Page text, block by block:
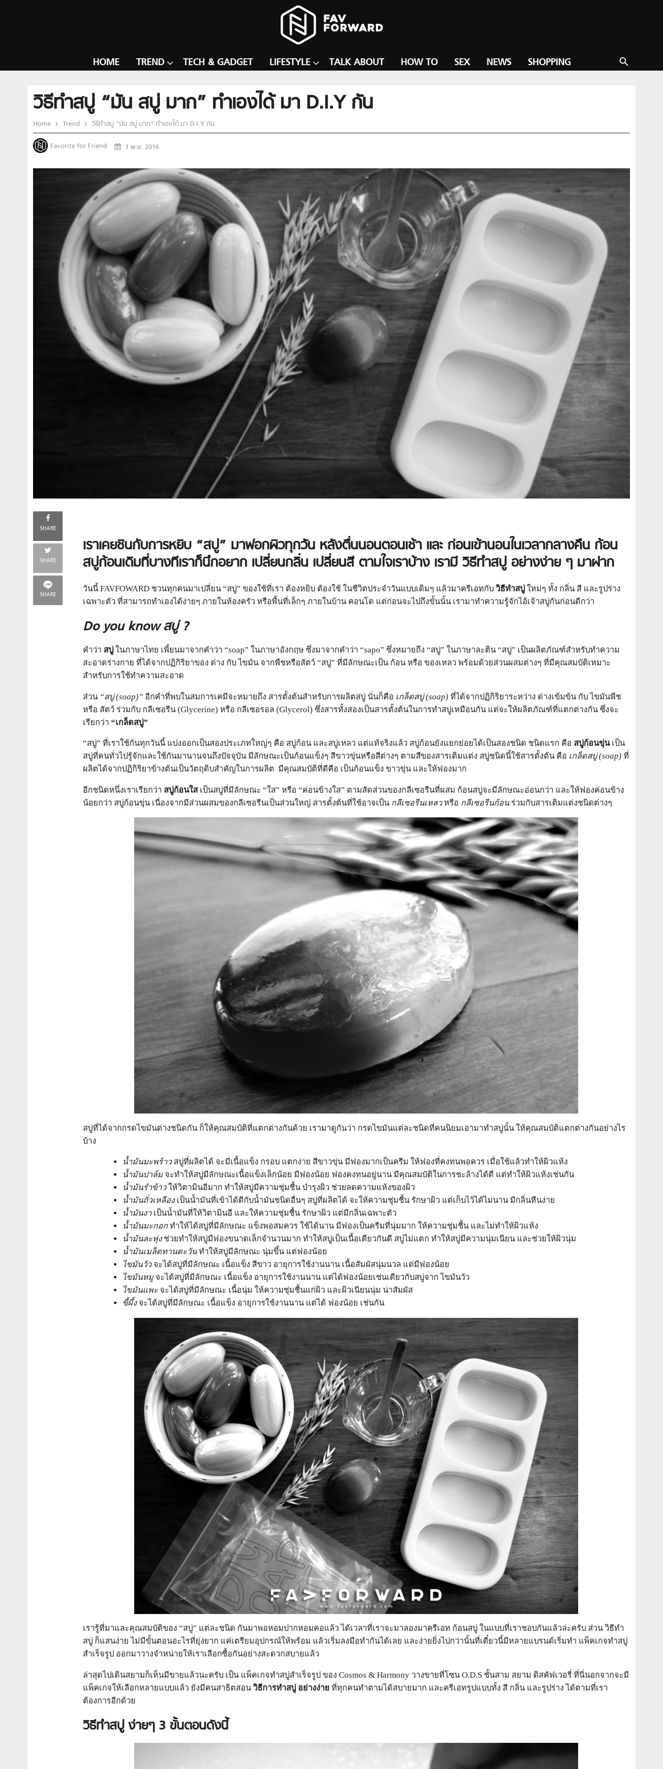
search
HOME TREND TECH & GADGET LIFESTYLE TALK ABOUT HOW TO SEX NEWS SHOPPING
วิธีทำสบู่ “มัน สบู่ มาก” ทำเองได้ มา D.I.Y กัน
Home Trend วิธีทำสบู่ “มัน สบู่ มาก” ทำเองได้ มา D.I.Y กัน
Favorite for Friend 1 พ.ย. 2016
SHARE
SHARE
SHARE
เราเคยชินกับการหยิบ “สบู่” มาฟอกผิวทุกวัน หลังตื่นนอนตอนเช้า และ ก่อนเข้านอนในเวลากลางคืน ก้อน
สบู่ก้อนเดิมที่บางทีเราก็นึกอยาก เปลี่ยนกลิ่น เปลี่ยนสี ตามใจเราบ้าง เรามี วิธีทำสบู่ อย่างง่าย ๆ มาฝาก
วันนี้ FAVFOWARD ชวนทุกคนมาเปลี่ยน “สบู่” ของใช้ที่เรา ต้องหยิบ ต้องใช้ ในชีวิตประจำวันแบบเดิมๆ แล้วมาครีเอทกับ วิธีทำสบู่ ใหม่ๆ ทั้ง กลิ่น สี และรูปร่าง
เฉพาะตัว ที่สามารถทำเองได้ง่ายๆ ภายในห้องครัว หรือพื้นที่เล็กๆ ภายในบ้าน คอนโด แต่ก่อนจะไปถึงขั้นนั้น เรามาทำความรู้จักไอ้เจ้าสบู่กันก่อนดีกว่า
Do you knowสบู่ ?
คำว่า สบู่ ในภาษาไทย เพี้ยนมาจากคำว่า “soap” ในภาษาอังกฤษ ซึ่งมาจากคำว่า “sapo” ซึ่งหมายถึง “สบู่” ในภาษาละติน “สบู่” เป็นผลิตภัณฑ์สำหรับทำความ
สะอาดร่างกาย ที่ได้จากปฏิกิริยาของ ด่าง กับ ไขมัน จากพืชหรือสัตว์ “สบู่” ที่มีลักษณะเป็น ก้อน หรือ ของเหลว พร้อมด้วยส่วนผสมต่างๆ ที่มีคุณสมบัติเหมาะ
สำหรับการใช้ทำความสะอาด
ส่วน “สบู่ (soap)” อีกคำที่พบในสมการเคมีจะหมายถึง สารตั้งต้นสำหรับการผลิตสบู่ นั่นก็คือ เกล็ดสบู่ (soap) ที่ได้จากปฏิกิริยาระหว่าง ด่างเข้มข้น กับ ไขมันพืช
หรือ สัตว์ ร่วมกับ กลีเซอรีน (Glycerine) หรือ กลีเซอรอล (Glycerol) ซึ่งสารทั้งสองเป็นสารตั้งต้นในการทำสบู่เหมือนกัน แต่จะให้ผลิตภัณฑ์ที่แตกต่างกัน ซึ่งจะ
เรียกว่า “เกล็ดสบู่”
“สบู่” ที่เราใช้กันทุกวันนี้ แบ่งออกเป็นสองประเภทใหญ่ๆ คือ สบู่ก้อน และสบู่เหลว แต่แท้จริงแล้ว สบู่ก้อนยังแยกย่อยได้เป็นสองชนิด ชนิดแรก คือ สบู่ก้อนขุ่นเป็น
สบู่ที่คนทั่วไปรู้จักและใช้กันมานานจนถึงปัจจุบัน มีลักษณะเป็นก้อนแข็งๆ สีขาวขุ่นหรือสีต่างๆ ตามสีของสารเติมแต่ง สบู่ชนิดนี้ใช้สารตั้งต้น คือ เกล็ดสบู่ (soap) ที่
ผลิตได้จากปฏิกิริยาข้างต้นเป็นวัตถุดิบสำคัญในการผลิต มีคุณสมบัติที่ดีคือ เป็นก้อนแข็ง ขาวขุ่น และให้ฟองมาก
อีกชนิดหนึ่งเราเรียกว่า สบู่ก้อนใสเป็นสบู่ที่มีลักษณะ “ใส” หรือ “ค่อนข้างใส” ตามสัดส่วนของกลีเซอรีนที่ผสม ก้อนสบู่จะมีลักษณะอ่อนกว่า และให้ฟองค่อนข้าง
น้อยกว่า สบู่ก้อนขุ่น เนื่องจากมีส่วนผสมของกลีเซอรีนเป็นส่วนใหญ่ สารตั้งต้นที่ใช้อาจเป็น กลีเซอรีนเหลวหรือ กลีเซอรีนก้อนร่วมกับสารเติมแต่งชนิดต่างๆ
สบู่ที่ได้จากกรดไขมันต่างชนิดกัน ก็ให้คุณสมบัติที่แตกต่างกันด้วย เรามาดูกันว่า กรดไขมันแต่ละชนิดที่คนนิยมเอามาทำสบู่นั้น ให้คุณสมบัติแตกต่างกันอย่างไร
บ้าง
น้ำมันมะพร้าวสบู่ที่ผลิตได้ จะมีเนื้อแข็ง กรอบ แตกง่าย สีขาวขุ่น มีฟองมากเป็นครีม ให้ฟองที่คงทนพอควร เมื่อใช้แล้วทำให้ผิวแห้ง
น้ำมันปาล์มจะทำให้สบู่มีลักษณะเนื้อแข็งเล็กน้อย มีฟองน้อย ฟองคงทนอยู่นาน มีคุณสมบัติในการชะล้างได้ดี แต่ทำให้ผิวแห้งเช่นกัน
น้ำมันรำข้าวให้วิตามินอีมาก ทำให้สบู่มีความชุ่มชื้น บำรุงผิว ช่วยลดความแห้งของผิว
น้ำมันถั่วเหลืองเป็นน้ำมันที่เข้าได้ดีกับน้ำมันชนิดอื่นๆ สบู่ที่ผลิตได้ จะให้ความชุ่มชื้น รักษาผิว แต่เก็บไว้ได้ไม่นาน มีกลิ่นหืนง่าย
น้ำมันงา เป็นน้ำมันที่ให้วิตามินอี และให้ความชุ่มชื้น รักษาผิว แต่มีกลิ่นเฉพาะตัว
น้ำมันมะกอกทำให้ได้สบู่ที่มีลักษณะ แข็งพอสมควร ใช้ได้นาน มีฟองเป็นครีมที่นุ่มมาก ให้ความชุ่มชื้น และไม่ทำให้ผิวแห้ง
น้ำมันละหุ่งช่วยทำให้สบู่มีฟองขนาดเล็กจำนวนมาก ทำให้สบู่เป็นเนื้อเดียวกันดี สบู่ไม่แตก ทำให้สบู่มีความนุ่มเนียน และช่วยให้ผิวนุ่ม
น้ำมันเมล็ดทานตะวันทำให้สบู่มีลักษณะ นุ่มขึ้น แต่ฟองน้อย
ไขมันวัวจะได้สบู่ที่มีลักษณะ เนื้อแข็ง สีขาว อายุการใช้งานนาน เนื้อสัมผัสนุ่มนวล แต่มีฟองน้อย
ไขมันหมูจะได้สบู่ที่มีลักษณะ เนื้อแข็ง อายุการใช้งานนาน แต่ได้ฟองน้อยเช่นเดียวกับสบู่จาก ไขมันวัว
ไขมันแพะจะได้สบู่ที่มีลักษณะ เนื้อนุ่ม ให้ความชุ่มชื้นแก่ผิว และผิวเนียนนุ่ม น่าสัมผัส
ขี้ผึ้ง จะได้สบู่ที่มีลักษณะ เนื้อแข็ง อายุการใช้งานนาน แต่ได้ ฟองน้อย เช่นกัน
เรารู้ที่มาและคุณสมบัติของ “สบู่” แต่ละชนิด กันมาพอหอมปากหอมคอแล้ว ได้เวลาที่เราจะมาลองมาครีเอท ก้อนสบู่ ในแบบที่เราชอบกันแล้วล่ะครับ ส่วน วิธีทำ
สบู่ ก็แสนง่าย ไม่มีขั้นตอนอะไรที่ยุ่งยาก แค่เตรียมอุปกรณ์ให้พร้อม แล้วเริ่มลงมือทำกันได้เลย และง่ายยิ่งไปกว่านั้นที่เดี๋ยวนี้มีหลายแบรนด์เริ่มทำ แพ็คเกจทำสบู่
สำเร็จรูป ออกมาวางจำหน่ายให้เราเลือกซื้อกันอย่างสะดวกสบายแล้ว
ล่าสุดไปเดินสยามก็เห็นมีขายแล้วนะครับ เป็น แพ็คเกจทำสบู่สำเร็จรูป ของ Cosmos & Harmony วางขายที่โซน O.D.S ชั้นสาม สยาม ดิสคัฟเวอรี่ ที่นี่นอกจากจะมี
แพ็คเกจให้เลือกหลายแบบแล้ว ยังมีคนสาธิตสอน วิธีการทำสบู่ อย่างง่าย ที่ทุกคนทำตามได้สบายมาก และครีเอทรูปแบบทั้ง สี กลิ่น และรูปร่าง ได้ตามที่เรา
ต้องการอีกด้วย
วิธีทําสบู่ ง่ายๆ 3 ขั้นตอนดังนี้